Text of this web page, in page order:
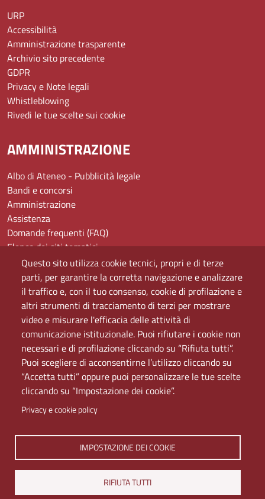
Questo sito utilizza cookie tecnici, propri e di terze
parti, per garantire la corretta navigazione e analizzare
il traffico e, con il tuo consenso, cookie di profilazione e
altri strumenti di tracciamento di terzi per mostrare
video e misurare l'efficacia delle attività di
comunicazione istituzionale. Puoi rifiutare i cookie non
necessari e di profilazione cliccando su “Rifiuta tutti”.
Puoi scegliere di acconsentirne l’utilizzo cliccando su
“Accetta tutti” oppure puoi personalizzare le tue scelte
cliccando su “Impostazione dei cookie”.
Privacy e cookie policy
IMPOSTAZIONE DEI COOKIE
RIFIUTA TUTTI
URP
Accessibilità
Amministrazione trasparente
Archivio sito precedente
GDPR
Privacy e Note legali
Whistleblowing
Rivedi le tue scelte sui cookie
AMMINISTRAZIONE
Albo di Ateneo - Pubblicità legale
Bandi e concorsi
Amministrazione
Assistenza
Domande frequenti (FAQ)
Elenco dei siti tematici
Mappa del sito
PEC
Rete Wi-Fi Eduroam
Servizio Proxy
Guida all’uso del portale
Università di Napoli L'Orientale. Palazzo Du Mesnil -
Via Chiatamone 61/62 - 80121 Napoli
Tel. +390816909000 | Partita IVA 00297640633 | PEC: